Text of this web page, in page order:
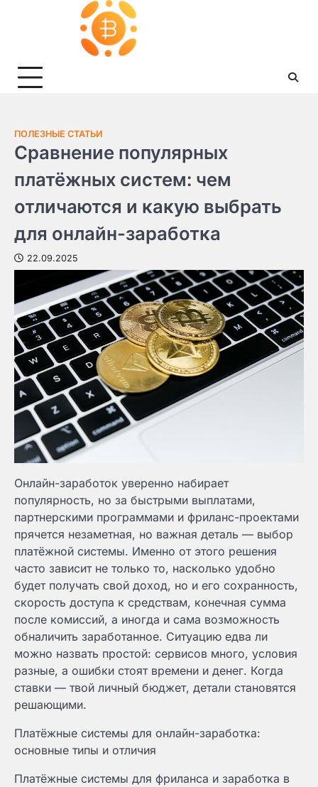
ПОЛЕЗНЫЕ СТАТЬИ
Сравнение популярных
платёжных систем: чем
отличаются и какую выбрать
для онлайн-заработка
22.09.2025
Онлайн-заработок уверенно набирает
популярность, но за быстрыми выплатами,
партнерскими программами и фриланс-проектами
прячется незаметная, но важная деталь — выбор
платёжной системы. Именно от этого решения
часто зависит не только то, насколько удобно
будет получать свой доход, но и его сохранность,
скорость доступа к средствам, конечная сумма
после комиссий, а иногда и сама возможность
обналичить заработанное. Ситуацию едва ли
можно назвать простой: сервисов много, условия
разные, а ошибки стоят времени и денег. Когда
ставки — твой личный бюджет, детали становятся
решающими.
Платёжные системы для онлайн-заработка:
основные типы и отличия
Платёжные системы для фриланса и заработка в